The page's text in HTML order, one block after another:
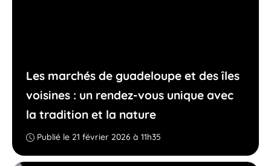
Les marchés de guadeloupe et des îles
voisines : un rendez-vous unique avec
la tradition et la nature
Publié le 21 février 2026 à 11h35